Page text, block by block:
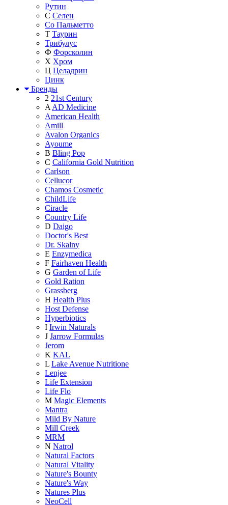
Рутин
С Селен
Со Пальметто
Т Таурин
Трибулус
Ф Форсколин
Х Хром
Ц Целадрин
Цинк
Бренды
2 21st Century
A AD Medicine
American Health
Amill
Avalon Organics
Ayoume
B Bling Pop
C California Gold Nutrition
Carlson
Cellucor
Chamos Cosmetic
ChildLife
Ciracle
Country Life
D Daigo
Doctor's Best
Dr. Skalny
E Enzymedica
F Fairhaven Health
G Garden of Life
Gold Ration
Grassberg
H Health Plus
Host Defense
Hyperbiotics
I Irwin Naturals
J Jarrow Formulas
Jerom
K KAL
L Lake Avenue Nutritione
Lenjee
Life Extension
Life Flo
M Magic Elements
Mantra
Mild By Nature
Mill Creek
MRM
N Natrol
Natural Factors
Natural Vitality
Nature's Bounty
Nature's Way
Natures Plus
NeoCell